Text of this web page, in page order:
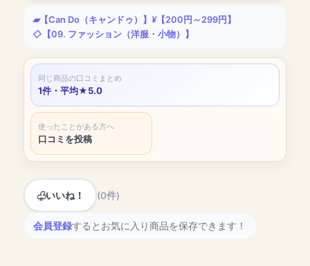
【Can Do（キャンドゥ）】
【200円～299円】
【09. ファッション（洋服・小物）】
同じ商品の口コミまとめ
1件・平均★5.0
使ったことがある方へ
口コミを投稿
いいね！ (0件)
会員登録するとお気に入り商品を保存できます！